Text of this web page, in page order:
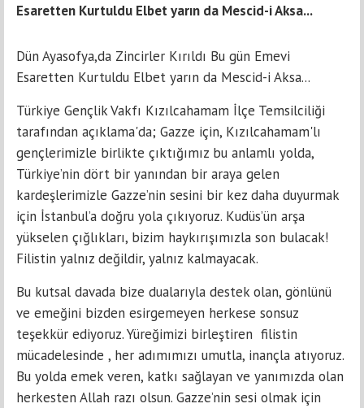
Esaretten Kurtuldu Elbet yarın da Mescid-i Aksa...
Dün Ayasofya,da Zincirler Kırıldı Bu gün Emevi
Esaretten Kurtuldu Elbet yarın da Mescid-i Aksa...
Türkiye Gençlik Vakfı Kızılcahamam İlçe Temsilciliği
tarafından açıklama'da; Gazze için, Kızılcahamam'lı
gençlerimizle birlikte çıktığımız bu anlamlı yolda,
Türkiye’nin dört bir yanından bir araya gelen
kardeşlerimizle Gazze’nin sesini bir kez daha duyurmak
için İstanbul’a doğru yola çıkıyoruz. Kudüs’ün arşa
yükselen çığlıkları, bizim haykırışımızla son bulacak!
Filistin yalnız değildir, yalnız kalmayacak.
Bu kutsal davada bize dualarıyla destek olan, gönlünü
ve emeğini bizden esirgemeyen herkese sonsuz
teşekkür ediyoruz. Yüreğimizi birleştiren filistin
mücadelesinde , her adımımızı umutla, inançla atıyoruz.
Bu yolda emek veren, katkı sağlayan ve yanımızda olan
herkesten Allah razı olsun. Gazze’nin sesi olmak için